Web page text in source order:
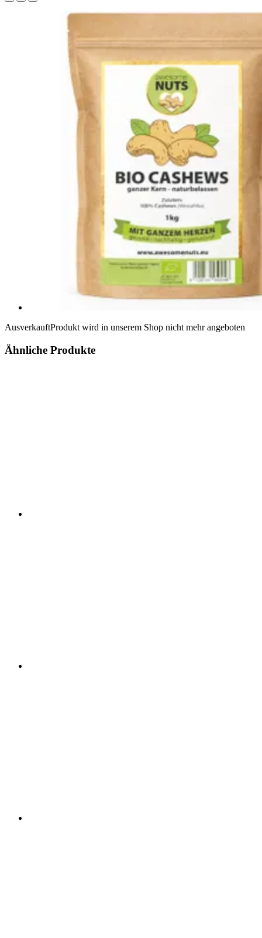
AusverkauftProdukt wird in unserem Shop nicht mehr angeboten
Ähnliche Produkte